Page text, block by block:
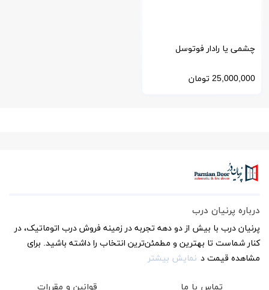
چشمی یا رادار فوتوسل
25,000,000 تومان
درباره پرنیان درب
پرنیان درب با بیش از دو دهه تجربه در زمینه فروش درب اتوماتیک، در
کنار شماست تا بهترین و مطمئن‌ترین انتخاب را داشته باشید. برای
مشاهده قیمت د نمایش بیشتر
تماس با ما قوانین و مقررات